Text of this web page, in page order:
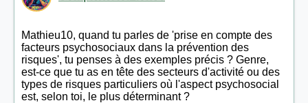
Mathieu10, quand tu parles de 'prise en compte des
facteurs psychosociaux dans la prévention des
risques', tu penses à des exemples précis ? Genre,
est-ce que tu as en tête des secteurs d'activité ou des
types de risques particuliers où l'aspect psychosocial
est, selon toi, le plus déterminant ?